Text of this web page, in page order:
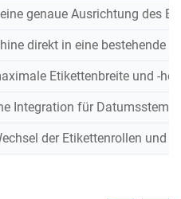
genaue Ausrichtung des
direkt in eine bestehende
Etikettenbreite und -
Integration für
der Etikettenrollen und